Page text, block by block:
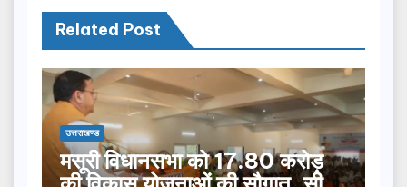
Related Post
उत्तराखण्ड
मसूरी विधानसभा को 17.80 करोड़